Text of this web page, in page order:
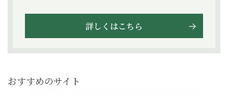
詳しくはこちら
おすすめのサイト